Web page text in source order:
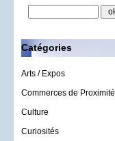
Catégories
Arts / Expos
Commerces de Proximité
Culture
Curiosités